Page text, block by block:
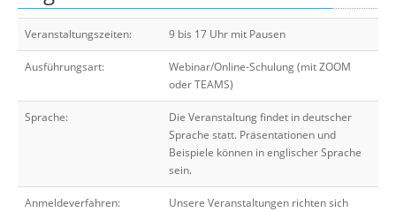
Veranstaltungszeiten: 9 bis 17 Uhr mit Pausen
Ausführungsart:
Webinar/Online-Schulung (mit ZOOM
oder TEAMS)
Sprache:
Die Veranstaltung findet in deutscher
Sprache statt. Präsentationen und
Beispiele können in englischer Sprache
sein.
Anmeldeverfahren:
Unsere Veranstaltungen richten sich